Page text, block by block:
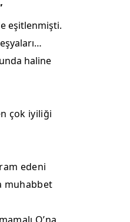
Samsun
Siirt
eşitlenmişti.
haline
çok iyiliği
edeni
muhabbet